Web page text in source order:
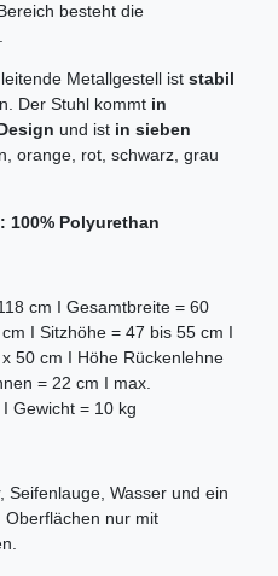
besteht die
Metallgestell ist stabil
Der Stuhl kommt in
und ist in sieben
orange, rot, schwarz, grau
100% Polyurethan
cm I Gesamtbreite = 60
I Sitzhöhe = 47 bis 55 cm I
50 cm I Höhe Rückenlehne
= 22 cm I max.
Gewicht = 10 kg
Seifenlauge, Wasser und ein
Oberflächen nur mit